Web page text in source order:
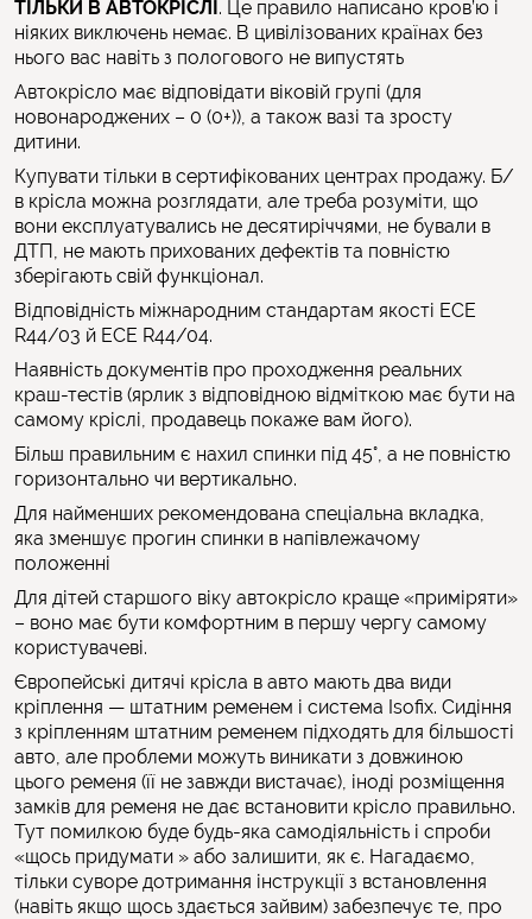
ТІЛЬКИ В АВТОКРІСЛІ. Це правило написано кров’ю і
ніяких виключень немає. В цивілізованих країнах без
нього вас навіть з пологового не випустять
Автокрісло має відповідати віковій групі (для
новонароджених – 0 (0+)), а також вазі та зросту
дитини.
Купувати тільки в сертифікованих центрах продажу. Б/
в крісла можна розглядати, але треба розуміти, що
вони експлуатувались не десятиріччями, не бували в
ДТП, не мають прихованих дефектів та повністю
зберігають свій функціонал.
Відповідність міжнародним стандартам якості ECE
R44/03 й ECE R44/04.
Наявність документів про проходження реальних
краш-тестів (ярлик з відповідною відміткою має бути на
самому кріслі, продавець покаже вам його).
Більш правильним є нахил спинки під 45°, а не повністю
горизонтально чи вертикально.
Для найменших рекомендована спеціальна вкладка,
яка зменшує прогин спинки в напівлежачому
положенні
Для дітей старшого віку автокрісло краще «приміряти»
– воно має бути комфортним в першу чергу самому
користувачеві.
Європейські дитячі крісла в авто мають два види
кріплення — штатним ременем і система Isofix. Сидіння
з кріпленням штатним ременем підходять для більшості
авто, але проблеми можуть виникати з довжиною
цього ременя (її не завжди вистачає), іноді розміщення
замків для ременя не дає встановити крісло правильно.
Тут помилкою буде будь-яка самодіяльність і спроби
«щось придумати » або залишити, як є. Нагадаємо,
тільки суворе дотримання інструкції з встановлення
(навіть якщо щось здається зайвим) забезпечує те, про